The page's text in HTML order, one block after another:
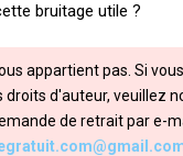
bruitage utile ?
appartient pas. Si
droits d'auteur, veuillez
de retrait par e-